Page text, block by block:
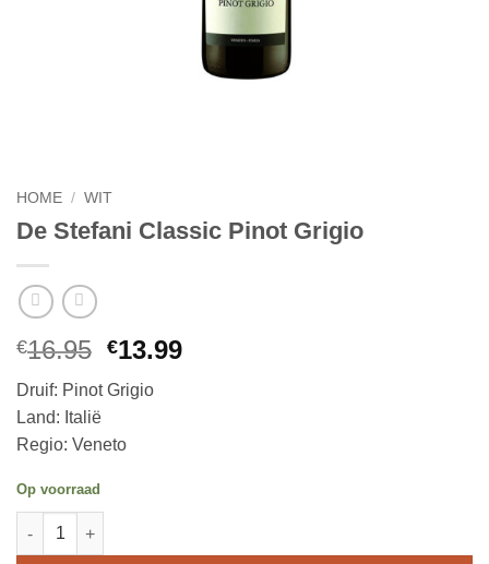
HOME / WIT
De Stefani Classic Pinot Grigio
€16.95 Oorspronkelijke
was:
€13.99Huidige
Druif: Pinot Grigio
Land: Italië
Regio: Veneto
Op voorraad
De Stefani Classic Pinot Grigio aantal